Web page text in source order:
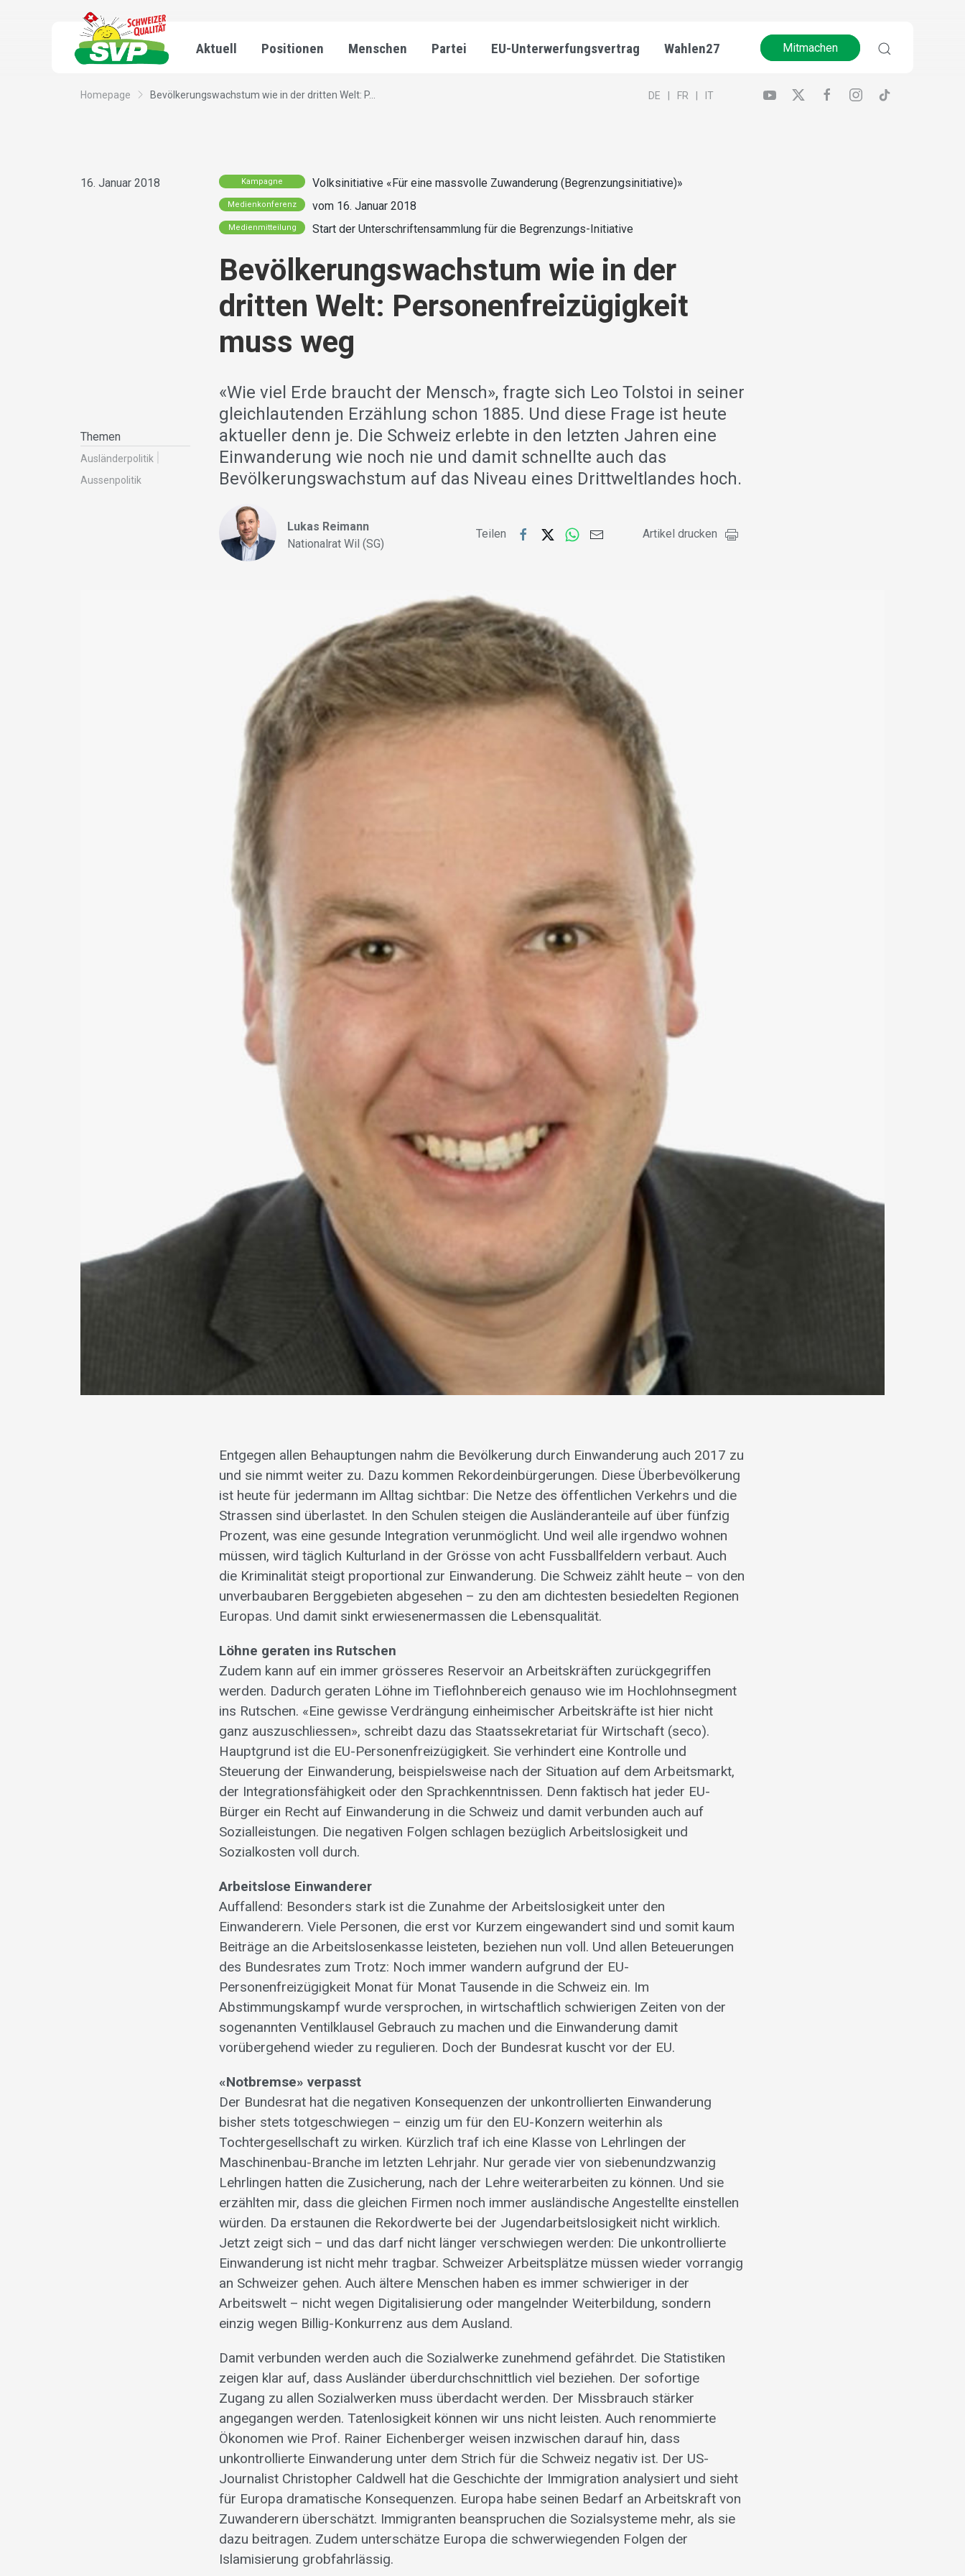
Aktuell Positionen Menschen Partei EU-Unterwerfungsvertrag Wahlen27 Mitmachen
Homepage Bevölkerungswachstum wie in der dritten Welt: P... DE FR IT
16. Januar 2018
Themen
Ausländer­politik
Aussenpolitik
Kampagne Volksinitiative «Für eine massvolle Zuwanderung (Begrenzungsinitiative)»
Medienkonferenz vom 16. Januar 2018
Medienmitteilung Start der Unterschriftensammlung für die Begrenzungs-Initiative
Bevölkerungswachstum wie in der
dritten Welt: Personenfreizügigkeit
muss weg
«Wie viel Erde braucht der Mensch», fragte sich Leo Tolstoi in seiner
gleichlautenden Erzählung schon 1885. Und diese Frage ist heute
aktueller denn je. Die Schweiz erlebte in den letzten Jahren eine
Einwanderung wie noch nie und damit schnellte auch das
Bevölkerungswachstum auf das Niveau eines Drittweltlandes hoch.
Lukas Reimann
Nationalrat Wil (SG)
Teilen Artikel drucken
Entgegen allen Behauptungen nahm die Bevölkerung durch Einwanderung auch 2017 zu
und sie nimmt weiter zu. Dazu kommen Rekordeinbürgerungen. Diese Überbevölkerung
ist heute für jedermann im Alltag sichtbar: Die Netze des öffentlichen Verkehrs und die
Strassen sind überlastet. In den Schulen steigen die Ausländeranteile auf über fünfzig
Prozent, was eine gesunde Integration verunmöglicht. Und weil alle irgendwo wohnen
müssen, wird täglich Kulturland in der Grösse von acht Fussballfeldern verbaut. Auch
die Kriminalität steigt proportional zur Einwanderung. Die Schweiz zählt heute – von den
unverbaubaren Berggebieten abgesehen – zu den am dichtesten besiedelten Regionen
Europas. Und damit sinkt erwiesenermassen die Lebensqualität.
Löhne geraten ins Rutschen
Zudem kann auf ein immer grösseres Reservoir an Arbeitskräften zurückgegriffen
werden. Dadurch geraten Löhne im Tieflohnbereich genauso wie im Hochlohnsegment
ins Rutschen. «Eine gewisse Verdrängung einheimischer Arbeitskräfte ist hier nicht
ganz auszuschliessen», schreibt dazu das Staatssekretariat für Wirtschaft (seco).
Hauptgrund ist die EU-Personenfreizügigkeit. Sie verhindert eine Kontrolle und
Steuerung der Einwanderung, beispielsweise nach der Situation auf dem Arbeitsmarkt,
der Integrationsfähigkeit oder den Sprachkenntnissen. Denn faktisch hat jeder EU-
Bürger ein Recht auf Einwanderung in die Schweiz und damit verbunden auch auf
Sozialleistungen. Die negativen Folgen schlagen bezüglich Arbeitslosigkeit und
Sozialkosten voll durch.
Arbeitslose Einwanderer
Auffallend: Besonders stark ist die Zunahme der Arbeitslosigkeit unter den
Einwanderern. Viele Personen, die erst vor Kurzem eingewandert sind und somit kaum
Beiträge an die Arbeitslosenkasse leisteten, beziehen nun voll. Und allen Beteuerungen
des Bundesrates zum Trotz: Noch immer wandern aufgrund der EU-
Personenfreizügigkeit Monat für Monat Tausende in die Schweiz ein. Im
Abstimmungskampf wurde versprochen, in wirtschaftlich schwierigen Zeiten von der
sogenannten Ventilklausel Gebrauch zu machen und die Einwanderung damit
vorübergehend wieder zu regulieren. Doch der Bundesrat kuscht vor der EU.
«Notbremse» verpasst
Der Bundesrat hat die negativen Konsequenzen der unkontrollierten Einwanderung
bisher stets totgeschwiegen – einzig um für den EU-Konzern weiterhin als
Tochtergesellschaft zu wirken. Kürzlich traf ich eine Klasse von Lehrlingen der
Maschinenbau-Branche im letzten Lehrjahr. Nur gerade vier von siebenundzwanzig
Lehrlingen hatten die Zusicherung, nach der Lehre weiterarbeiten zu können. Und sie
erzählten mir, dass die gleichen Firmen noch immer ausländische Angestellte einstellen
würden. Da erstaunen die Rekordwerte bei der Jugendarbeitslosigkeit nicht wirklich.
Jetzt zeigt sich – und das darf nicht länger verschwiegen werden: Die unkontrollierte
Einwanderung ist nicht mehr tragbar. Schweizer Arbeitsplätze müssen wieder vorrangig
an Schweizer gehen. Auch ältere Menschen haben es immer schwieriger in der
Arbeitswelt – nicht wegen Digitalisierung oder mangelnder Weiterbildung, sondern
einzig wegen Billig-Konkurrenz aus dem Ausland.
Damit verbunden werden auch die Sozialwerke zunehmend gefährdet. Die Statistiken
zeigen klar auf, dass Ausländer überdurchschnittlich viel beziehen. Der sofortige
Zugang zu allen Sozialwerken muss überdacht werden. Der Missbrauch stärker
angegangen werden. Tatenlosigkeit können wir uns nicht leisten. Auch renommierte
Ökonomen wie Prof. Rainer Eichenberger weisen inzwischen darauf hin, dass
unkontrollierte Einwanderung unter dem Strich für die Schweiz negativ ist. Der US-
Journalist Christopher Caldwell hat die Geschichte der Immigration analysiert und sieht
für Europa dramatische Konsequenzen. Europa habe seinen Bedarf an Arbeitskraft von
Zuwanderern überschätzt. Immigranten beanspruchen die Sozialsysteme mehr, als sie
dazu beitragen. Zudem unterschätze Europa die schwerwiegenden Folgen der
Islamisierung grobfahrlässig.